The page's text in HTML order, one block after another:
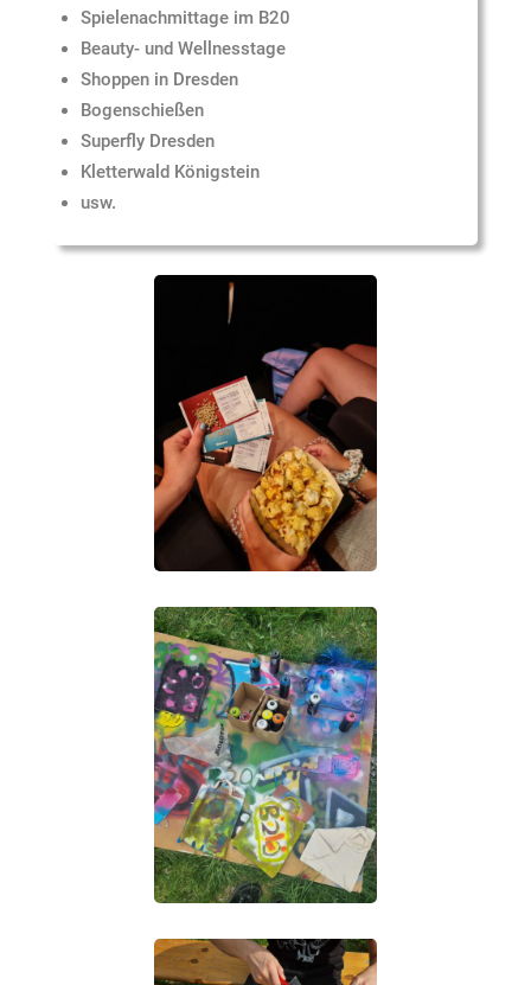
Spielenachmittage im B20
Beauty- und Wellnesstage
Shoppen in Dresden
Bogenschießen
Superfly Dresden
Kletterwald Königstein
usw.